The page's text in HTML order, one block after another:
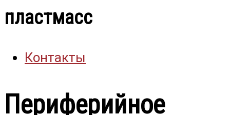
пластмасс
Контакты
Периферийное